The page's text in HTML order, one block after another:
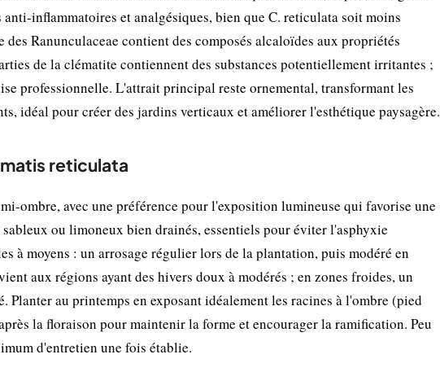
inflammatoires et analgésiques, bien que C. reticulata soit moins
Ranunculaceae contient des composés alcaloïdes aux propriétés
de la clématite contiennent des substances potentiellement irritantes ;
professionnelle. L'attrait principal reste ornemental, transformant les
idéal pour créer des jardins verticaux et améliorer l'esthétique paysagère.
reticulata
ombre, avec une préférence pour l'exposition lumineuse qui favorise une
ou limoneux bien drainés, essentiels pour éviter l'asphyxie
à moyens : un arrosage régulier lors de la plantation, puis modéré en
aux régions ayant des hivers doux à modérés ; en zones froides, un
Planter au printemps en exposant idéalement les racines à l'ombre (pied
la floraison pour maintenir la forme et encourager la ramification. Peu
d'entretien une fois établie.